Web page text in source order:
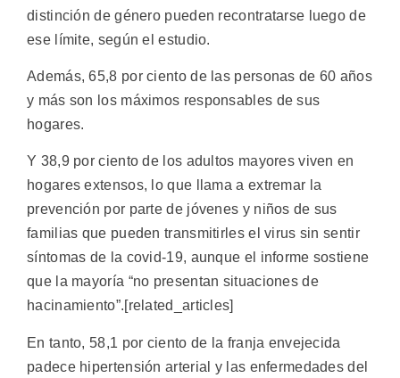
distinción de género pueden recontratarse luego de
ese límite, según el estudio.
Además, 65,8 por ciento de las personas de 60 años
y más son los máximos responsables de sus
hogares.
Y 38,9 por ciento de los adultos mayores viven en
hogares extensos, lo que llama a extremar la
prevención por parte de jóvenes y niños de sus
familias que pueden transmitirles el virus sin sentir
síntomas de la covid-19, aunque el informe sostiene
que la mayoría “no presentan situaciones de
hacinamiento”.[related_articles]
En tanto, 58,1 por ciento de la franja envejecida
padece hipertensión arterial y las enfermedades del